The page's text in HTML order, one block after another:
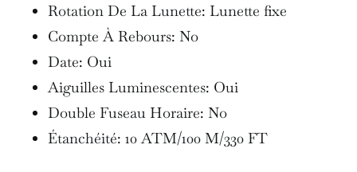
Rotation De La Lunette: Lunette fixe
Compte À Rebours: No
Date: Oui
Aiguilles Luminescentes: Oui
Double Fuseau Horaire: No
Étanchéité: 10 ATM/100 M/330 FT